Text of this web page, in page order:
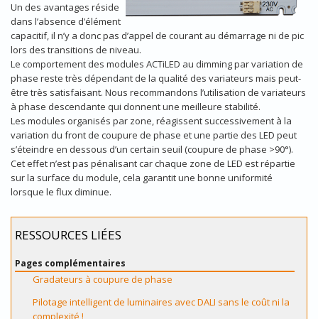
Un des avantages réside
dans l’absence d’élément
capacitif, il n’y a donc pas d’appel de courant au démarrage ni de pic
lors des transitions de niveau.
Le comportement des modules ACTiLED au dimming par variation de
phase reste très dépendant de la qualité des variateurs mais peut-
être très satisfaisant. Nous recommandons l’utilisation de variateurs
à phase descendante qui donnent une meilleure stabilité.
Les modules organisés par zone, réagissent successivement à la
variation du front de coupure de phase et une partie des LED peut
s’éteindre en dessous d’un certain seuil (coupure de phase >90°).
Cet effet n’est pas pénalisant car chaque zone de LED est répartie
sur la surface du module, cela garantit une bonne uniformité
lorsque le flux diminue.
RESSOURCES LIÉES
Pages complémentaires
Gradateurs à coupure de phase
Pilotage intelligent de luminaires avec DALI sans le coût ni la
complexité !